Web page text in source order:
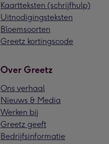
Kaartteksten (schrijfhulp)
Uitnodigingsteksten
Bloemsoorten
Greetz kortingscode
Over Greetz
Ons verhaal
Nieuws & Media
Werken bij
Greetz geeft
Bedrijfsinformatie